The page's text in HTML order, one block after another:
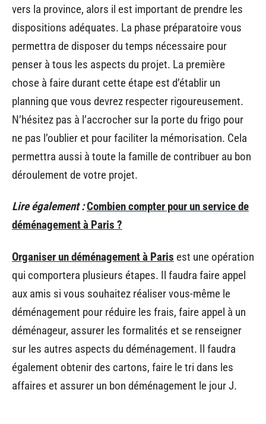
vers la province, alors il est important de prendre les
dispositions adéquates. La phase préparatoire vous
permettra de disposer du temps nécessaire pour
penser à tous les aspects du projet. La première
chose à faire durant cette étape est d’établir un
planning que vous devrez respecter rigoureusement.
N’hésitez pas à l’accrocher sur la porte du frigo pour
ne pas l’oublier et pour faciliter la mémorisation. Cela
permettra aussi à toute la famille de contribuer au bon
déroulement de votre projet.
Lire également :Combien compter pour un service de
déménagement à Paris ?
Organiser un déménagement à Paris est une opération
qui comportera plusieurs étapes. Il faudra faire appel
aux amis si vous souhaitez réaliser vous-même le
déménagement pour réduire les frais, faire appel à un
déménageur, assurer les formalités et se renseigner
sur les autres aspects du déménagement. Il faudra
également obtenir des cartons, faire le tri dans les
affaires et assurer un bon déménagement le jour J.